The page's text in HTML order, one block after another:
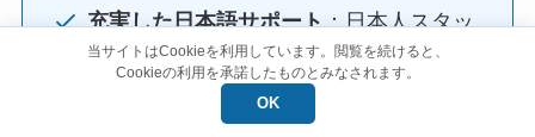
充実した日本語サポート：日本人スタッ
フによる迅速で丁寧な対応
当サイトはCookieを利用しています。閲覧を続けると、
Cookieの利用を承諾したものとみなされます。
OK